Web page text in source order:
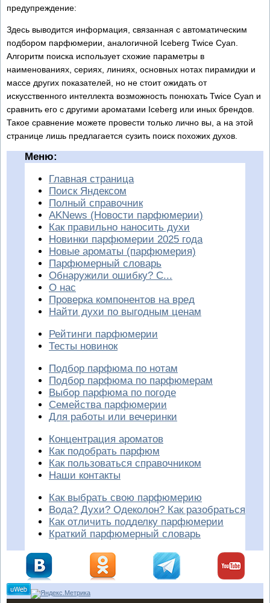
предупреждение:
Здесь выводится информация, связанная с автоматическим
подбором парфюмерии, аналогичной Iceberg Twice Cyan.
Алгоритм поиска использует схожие параметры в
наименованиях, сериях, линиях, основных нотах пирамидки и
массе других показателей, но не стоит ожидать от
искусственного интеллекта возможность понюхать Twice Cyan и
сравнить его с другими ароматами Iceberg или иных брендов.
Такое сравнение можете провести только лично вы, а на этой
странице лишь предлагается сузить поиск похожих духов.
Меню:
Главная страница
Поиск Яндексом
Полный справочник
AKNews (Новости парфюмерии)
Как правильно наносить духи
Новинки парфюмерии 2025 года
Новые ароматы (парфюмерия)
Парфюмерный словарь
Обнаружили ошибку? С...
О нас
Проверка компонентов на вред
Найти духи по выгодным ценам
Рейтинги парфюмерии
Тесты новинок
Подбор парфюма по нотам
Подбор парфюма по парфюмерам
Выбор парфюма по погоде
Семейства парфюмерии
Для работы или вечеринки
Концентрация ароматов
Как подобрать парфюм
Как пользоваться справочником
Наши контакты
Как выбрать свою парфюмерию
Вода? Духи? Одеколон? Как разобраться
Как отличить подделку парфюмерии
Краткий парфюмерный словарь